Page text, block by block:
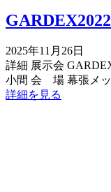
GARDEX2022
2025年11月26日
詳細 展示会
小間 会 場 幕張メッ
詳細を見る